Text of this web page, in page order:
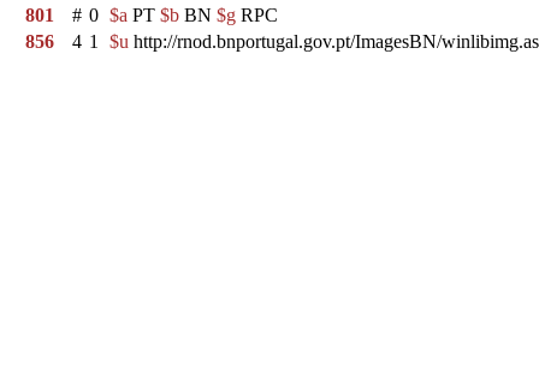
801
# 0 $a PT $b BN $g RPC
856
4 1 $u http://rnod.bnportugal.gov.pt/ImagesBN/